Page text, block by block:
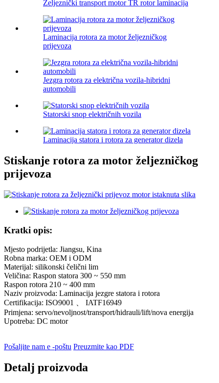
Željeznički transport motor TR rotor laminacija
Laminacija rotora za motor željezničkog
prijevoza
Jezgra rotora za električna vozila-hibridni
automobili
Statorski snop električnih vozila
Laminacija statora i rotora za generator dizela
Stiskanje rotora za motor željezničkog
prijevoza
Kratki opis:
Mjesto podrijetla: Jiangsu, Kina
Robna marka: OEM i ODM
Materijal: silikonski čelični lim
Veličina: Raspon statora 300 ~ 550 mm
Raspon rotora 210 ~ 400 mm
Naziv proizvoda: Laminacija jezgre statora i rotora
Certifikacija: ISO9001 、 IATF16949
Primjena: servo/nevoljnost/transport/hidrauli/lift/nova energija
Upotreba: DC motor
Pošaljite nam e -poštu Preuzmite kao PDF
Detalj proizvoda